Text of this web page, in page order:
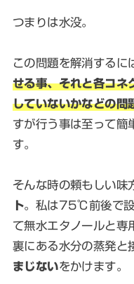
つまりは水没。
この問題を解消するに
せる事、それと各コネ
していないかなどの問
すが行う事は至って簡
す。
そんな時の頼もしい味
ト。私は75℃前後で設
て無水エタノールと専
裏にある水分の蒸発と
まじないをかけます。